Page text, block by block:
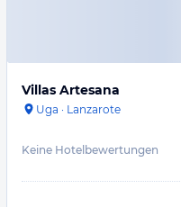
Villas Artesana
Uga · Lanzarote
Keine Hotelbewertungen